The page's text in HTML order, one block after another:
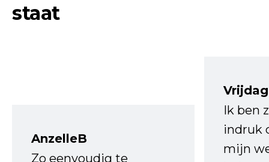
staat
AnzelleB
Zo eenvoudig te
Ik ben
indruk
mijn